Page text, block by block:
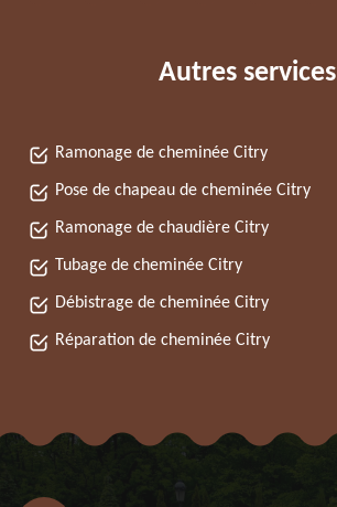
Autres services
Ramonage de cheminée Citry
Pose de chapeau de cheminée Citry
Ramonage de chaudière Citry
Tubage de cheminée Citry
Débistrage de cheminée Citry
Réparation de cheminée Citry